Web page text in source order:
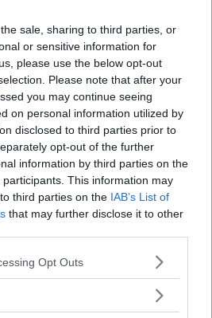
sale, sharing to third parties, or
or sensitive information for
please use the below opt-out
Please note that after your
you may continue seeing
on personal information utilized by
disclosed to third parties prior to
opt-out of the further
information by third parties on the
participants. This information may
third parties on the IAB’s List of
that may further disclose it to other
app uses one or more Google
usage behaviour. You may click to
Opt Outs
skulle vara kvar.
valde att inte överklaga
laga kraft. Det innebär att det
också kan bli aktuellt
tillbaka de tre miljarder kronor i
ut sedan 2020.
Svantesson (M) skriver i
regeringen letar efter en lösning
kommissionen för att ”så snabbt
skattebefrielse med så stor
aktörer som möjligt”.
domen har regeringen skickat